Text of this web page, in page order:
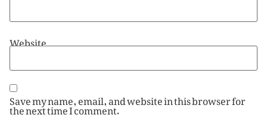
Website
Save my name, email, and website in this browser for
the next time I comment.